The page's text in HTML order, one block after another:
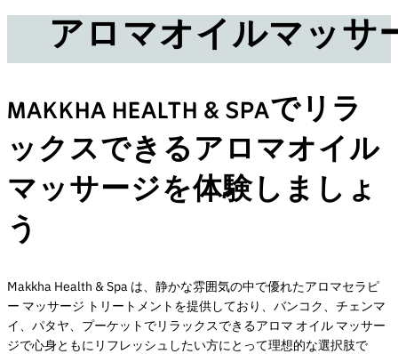
アロマオイルマッサ
MAKKHA HEALTH & SPAでリラ
ックスできるアロマオイル
マッサージを体験しましょ
う
Makkha Health & Spa は、静かな雰囲気の中で優れたアロマセラピ
ー マッサージ トリートメントを提供しており、バンコク、チェンマ
イ、パタヤ、プーケットでリラックスできるアロマ オイル マッサー
ジで心身ともにリフレッシュしたい方にとって理想的な選択肢で